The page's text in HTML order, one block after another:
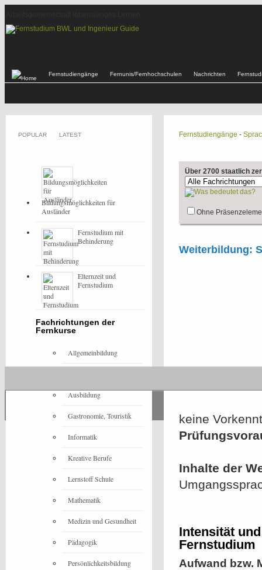
Fernstudiengänge Fernunis/Fernhochschulen Nachrichten
Fernstudiengänge -
Über 2700 staatlich
Ohne
Weiterbildung:
keine
Inhalte der
Intensität
Fernstudium
Aufwand bzw.
POPULAR LATEST
Bildungsmöglichkeiten für
Ausländer
Fernstudium mit
Behinderung
Elternzeit und
Fernstudium
Fachrichtungen der
Fernkurse
Allgemeinbildung
Ausbildung
Gastronomie, Touristik
Informatik
Kreative Berufe
Lernstoff Schule
Mathematik
Medizin und Gesundheit
Pädagogik
Persönlichkeitsbildung